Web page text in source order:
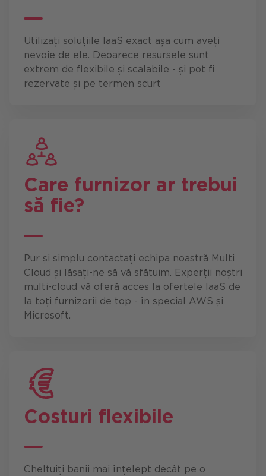
Utilizați soluțiile IaaS exact așa cum aveți
nevoie de ele. Deoarece resursele sunt
extrem de flexibile și scalabile - și pot fi
rezervate și pe termen scurt
Care furnizor ar trebui
să fie?
Pur și simplu contactați echipa noastră Multi
Cloud și lăsați-ne să vă sfătuim. Experții noștri
multi-cloud vă oferă acces la ofertele IaaS de
la toți furnizorii de top - în special AWS și
Microsoft.
Costuri flexibile
Cheltuiți banii mai înțelept decât pe o